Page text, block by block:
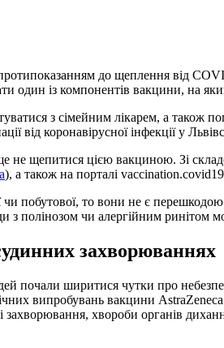
до щеплення від
один із компонентів вакцини, на
з сімейним лікарем, а також
від коронавірусної інфекції у
не щепитися цією вакциною. Зі
), а також на порталі
побутової, то вони не є
з полінозом чи алергійним ринітом
захворюваннях
почали ширитися чутки про
випробувань вакцини
хвороби органів